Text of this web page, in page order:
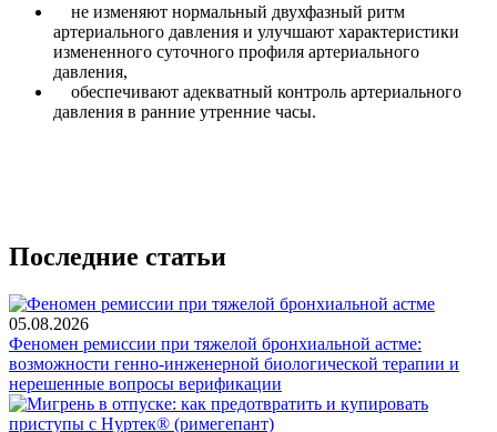
не изменяют нормальный двухфазный ритм
артериального давления и улучшают характеристики
измененного суточного профиля артериального
давления,
обеспечивают адекватный контроль артериального
давления в ранние утренние часы.
Последние статьи
05.08.2026
Феномен ремиссии при тяжелой бронхиальной астме:
возможности генно-инженерной биологической терапии и
нерешенные вопросы верификации